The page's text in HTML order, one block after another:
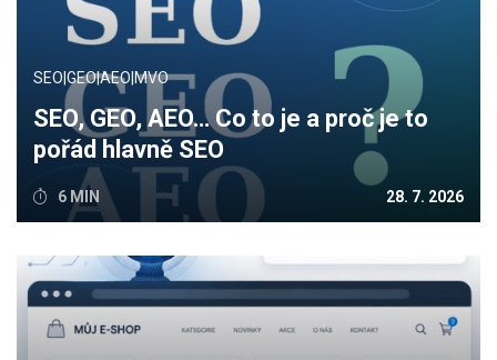
SEO|GEO|AEO|MVO
SEO, GEO, AEO… Co to je a proč je to
pořád hlavně SEO
6 MIN 28. 7. 2026